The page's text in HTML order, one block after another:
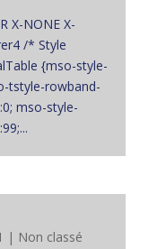
X-NONE X-
/* Style
{mso-style-
tstyle-rowband-
mso-style-
| Non classé